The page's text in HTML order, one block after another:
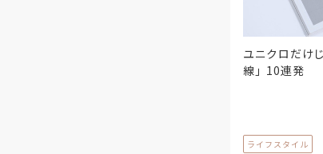
ユニクロだけ
線」10連発
ライフスタイル